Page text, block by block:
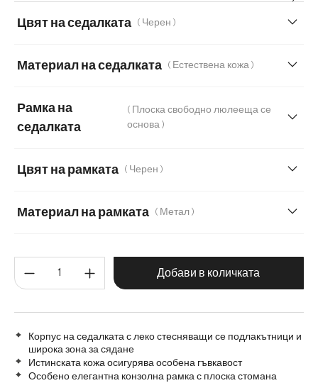
Цвят на седалката ( Черен )
Материал на седалката ( Естествена кожа )
Мека плюшена материя
Шенил
Рамка на
седалката
( Плоска свободно люлееща се
основа )
Цвят на рамката ( Черен )
Материал на рамката ( Метал )
Дърво Матирана неръждаема стомана
Количество на продукта:
Добави в количката
Корпус на седалката с леко стесняващи се подлакътници и
широка зона за сядане
Истинската кожа осигурява особена гъвкавост
Особено елегантна конзолна рамка с плоска стомана